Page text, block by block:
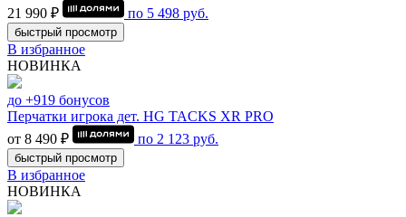
21 990 ₽
по 5 498 руб.
быстрый просмотр
В избранное
НОВИНКА
до +919 бонусов
Перчатки игрока дет. HG TACKS XR PRO
от 8 490 ₽
по 2 123 руб.
быстрый просмотр
В избранное
НОВИНКА